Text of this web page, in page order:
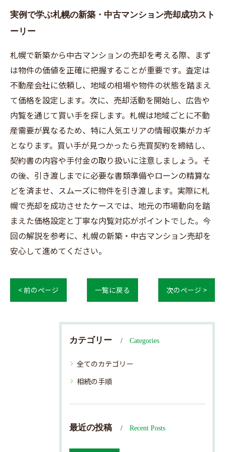
実例で学ぶ札幌の新築・中古マンション売却成功スト
ーリー
札幌で新築から中古マンションの売却を考える際、まず
は物件の価値を正確に把握することが重要です。査定は
不動産会社に依頼し、地域の相場や物件の状態を踏まえ
て価格を設定します。次に、売却活動を開始し、広告や
内覧を通じて買い手を探します。札幌は地域ごとに不動
産需要が異なるため、特に人気エリアの情報収集がカギ
となります。買い手が見つかったら売買契約を締結し、
契約書の内容や手付金の取り扱いに注意しましょう。そ
の後、引き渡しまでに必要な書類準備やローンの精算な
どを済ませ、スムーズに物件を引き渡します。実際に札
幌で売却を成功させたケースでは、地元の市場動向を踏
まえた価格設定と丁寧な内覧対応がポイントでした。今
回の解説を参考に、札幌の新築・中古マンション売却を
安心して進めてください。
< 前のページ 一覧に戻る 次のページ >
カテゴリー Categories
全てのカテゴリー
相続の手順
最近の投稿 Recent Posts